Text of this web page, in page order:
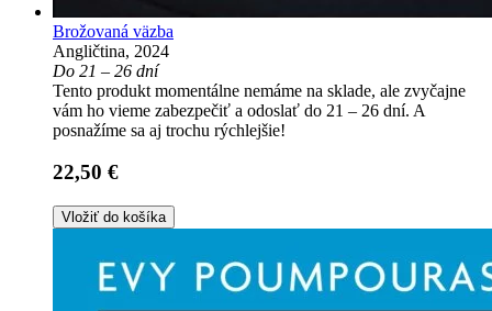
Brožovaná väzba
Angličtina, 2024
Do 21 – 26 dní
Tento produkt momentálne nemáme na sklade, ale zvyčajne
vám ho vieme zabezpečiť a odoslať do 21 – 26 dní. A
posnažíme sa aj trochu rýchlejšie!
22,50 €
Vložiť do košíka